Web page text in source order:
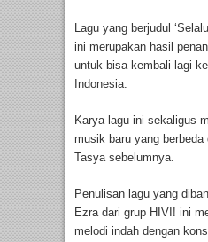
Lagu yang berjudul
ini merupakan hasil
untuk bisa kembali lagi
Indonesia.
Karya lagu ini sekaligus
musik baru yang berbeda
Tasya sebelumnya.
Penulisan lagu yang
Ezra dari grup HIVI! ini
melodi indah dengan